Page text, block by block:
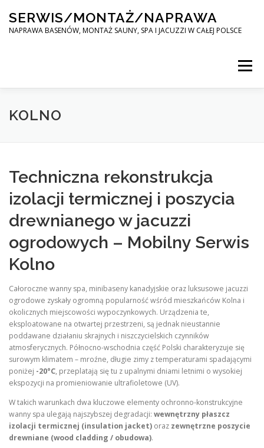
content
SERWIS/MONTAŻ/NAPRAWA
NAPRAWA BASENÓW, MONTAŻ SAUNY, SPA I JACUZZI W CAŁEJ POLSCE
Menu
SPA SERWIS
KONTAKT
KOLNO
Techniczna rekonstrukcja
izolacji termicznej i poszycia
drewnianego w jacuzzi
ogrodowych – Mobilny Serwis
Kolno
Całoroczne wanny spa, minibaseny kanadyjskie oraz luksusowe jacuzzi
ogrodowe zyskały ogromną popularność wśród mieszkańców Kolna i
okolicznych miejscowości wypoczynkowych. Urządzenia te,
eksploatowane na otwartej przestrzeni, są jednak nieustannie
poddawane działaniu skrajnych i niszczycielskich czynników
atmosferycznych. Północno-wschodnia część Polski charakteryzuje się
surowym klimatem – mroźne, długie zimy z temperaturami spadającymi
poniżej -20°C, przeplatają się tu z upalnymi dniami letnimi o wysokiej
ekspozycji na promieniowanie ultrafioletowe (UV).
W takich warunkach dwa kluczowe elementy ochronno-konstrukcyjne
wanny spa ulegają najszybszej degradacji: wewnętrzny płaszcz
izolacji termicznej (insulation jacket) oraz zewnętrzne poszycie
drewniane (wood cladding / obudowa).